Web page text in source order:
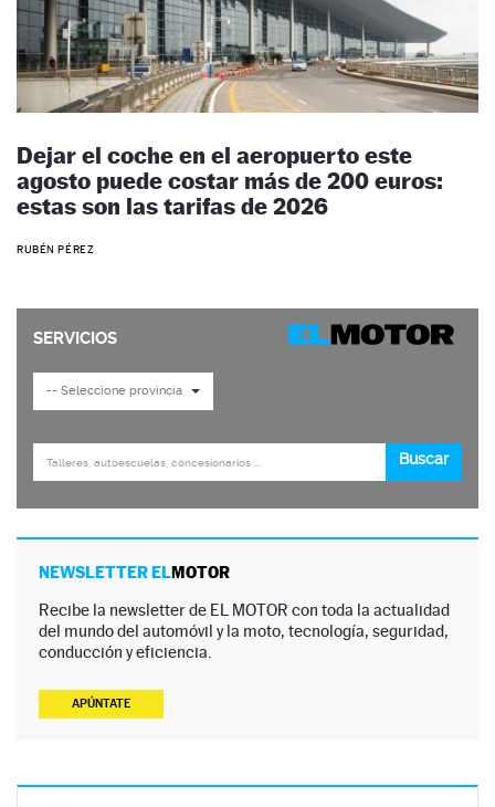
Dejar el coche en el aeropuerto este
agosto puede costar más de 200 euros:
estas son las tarifas de 2026
RUBÉN PÉREZ
NEWSLETTER ELMOTOR
Recibe la newsletter de EL MOTOR con toda la actualidad
del mundo del automóvil y la moto, tecnología, seguridad,
conducción y eficiencia.
APÚNTATE